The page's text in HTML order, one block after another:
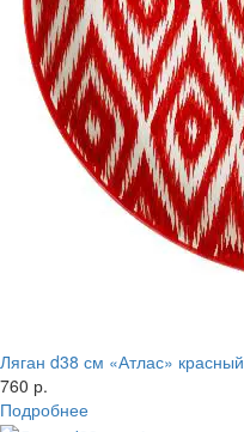
Ляган d38 см «Атлас» красный
760 р.
Подробнее